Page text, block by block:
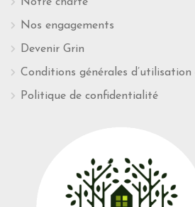
Nos engagements
Devenir Grin
Conditions générales d’utilisation
Politique de confidentialité